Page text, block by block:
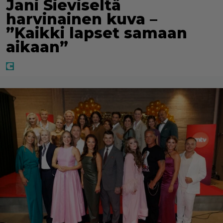
Jani Sieviseltä
harvinainen kuva –
”Kaikki lapset samaan
aikaan”